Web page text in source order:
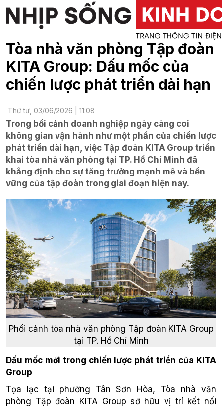
Tòa nhà văn phòng Tập đoàn
KITA Group: Dấu mốc của
chiến lược phát triển dài hạn
Thứ tư, 03/06/2026 | 11:08
Trong bối cảnh doanh nghiệp ngày càng coi
không gian vận hành như một phần của chiến lược
phát triển dài hạn, việc Tập đoàn KITA Group triển
khai tòa nhà văn phòng tại TP. Hồ Chí Minh đã
khẳng định cho sự tăng trưởng mạnh mẽ và bền
vững của tập đoàn trong giai đoạn hiện nay.
Phối cảnh tòa nhà văn phòng Tập đoàn KITA Group
tại TP. Hồ Chí Minh
Dấu mốc mới trong chiến lược phát triển của KITA
Group
Tọa lạc tại phường Tân Sơn Hòa, Tòa nhà văn
phòng Tập đoàn KITA Group sở hữu vị trí kết nối